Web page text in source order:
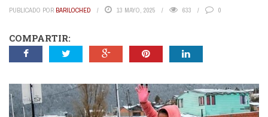
PUBLICADO POR BARILOCHED 13 MAYO, 2025 633 0
COMPARTIR: